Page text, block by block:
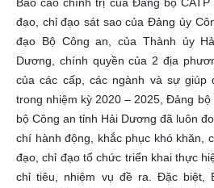
đạo, chỉ đạo sát sao của Đảng ủy
đạo Bộ Công an, của Thành ủy
Dương, chính quyền của 2 địa
của các cấp, các ngành và sự giúp
trong nhiệm kỳ 2020 – 2025, Đảng bộ
bộ Công an tỉnh Hải Dương đã luôn
chí hành động, khắc phục khó khăn,
đạo, chỉ đạo tổ chức triển khai thực
chỉ tiêu, nhiệm vụ đề ra. Đặc biệt,